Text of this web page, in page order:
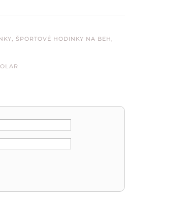
,ŠPORTOVÉ HODINKY NA BEH,